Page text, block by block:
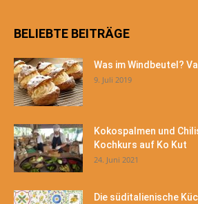
BELIEBTE BEITRÄGE
Was im Windbeutel?
9. Juli 2019
Kokospalmen und
Kochkurs auf Ko Kut
24. Juni 2021
Die süditalienische